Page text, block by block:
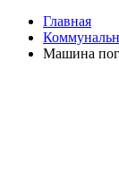
Главная
Машина